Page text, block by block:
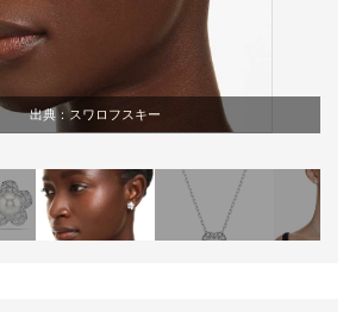
出典： スワロフスキー